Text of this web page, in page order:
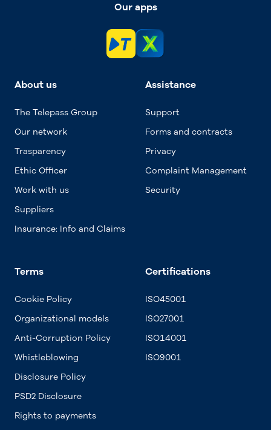
Our apps
About us
The Telepass Group
Our network
Trasparency
Ethic Officer
Work with us
Suppliers
Insurance: Info and Claims
Assistance
Support
Forms and contracts
Privacy
Complaint Management
Security
Terms
Cookie Policy
Organizational models
Anti-Corruption Policy
Whistleblowing
Disclosure Policy
PSD2 Disclosure
Rights to payments
Certifications
ISO45001
ISO27001
ISO14001
ISO9001